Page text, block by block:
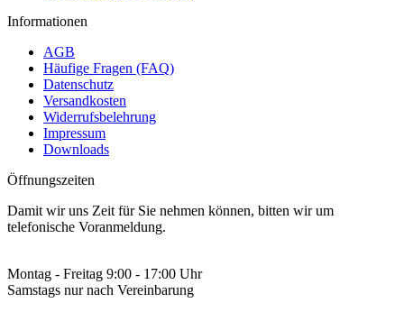
Informationen
AGB
Häufige Fragen (FAQ)
Datenschutz
Versandkosten
Widerrufsbelehrung
Impressum
Downloads
Öffnungszeiten
Damit wir uns Zeit für Sie nehmen können, bitten wir um
telefonische Voranmeldung.
Montag - Freitag 9:00 - 17:00 Uhr
Samstags nur nach Vereinbarung